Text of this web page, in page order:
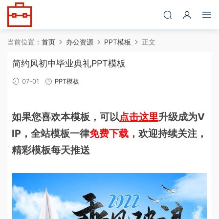
当前位置： 首页 办公资源 PPT模板 正文
简约风初中毕业典礼PPT模板
07-01 PPT模板
如果您喜欢本模板，可以点击这里升级成为V
IP，全站模板一律免费下载 ，欢迎持续关注，
精彩模板每天推送